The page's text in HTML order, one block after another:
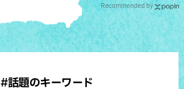
Recommended by
#話題のキーワード